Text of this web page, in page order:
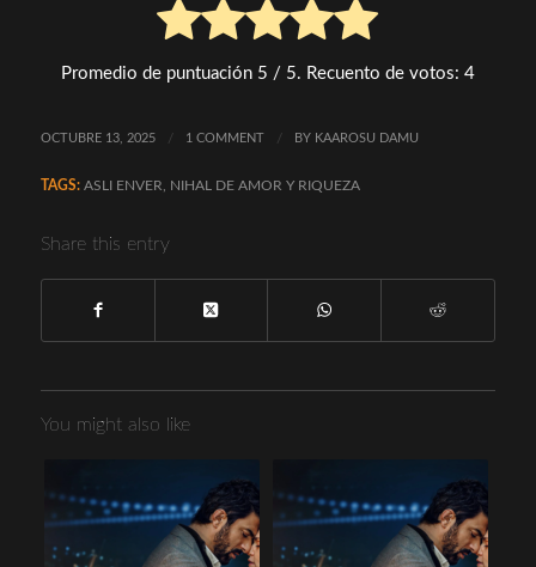
Promedio de puntuación 5 / 5. Recuento de votos: 4
OCTUBRE 13, 2025 / 1 COMMENT / BY KAAROSU DAMU
TAGS: ASLI ENVER NIHAL DE AMOR Y RIQUEZA
Share this entry
You might also like